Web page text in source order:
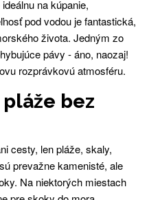
na kúpanie,
pod vodou je fantastická,
života. Jedným zo
pávy - áno, naozaj!
rozprávkovú atmosféru.
bez
cesty, len pláže, skaly,
prevažne kamenisté, ale
Na niektorých miestach